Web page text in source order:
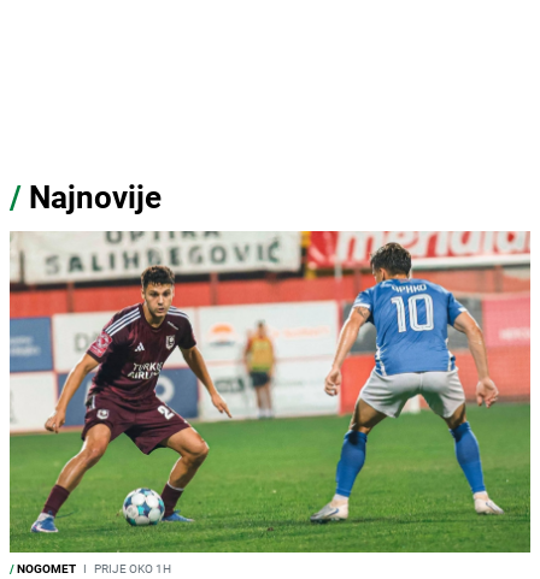
/ Najnovije
/NOGOMET I PRIJE OKO 1H